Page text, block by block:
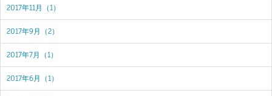
2017年11月（1）
2017年9月（2）
2017年7月（1）
2017年6月（1）